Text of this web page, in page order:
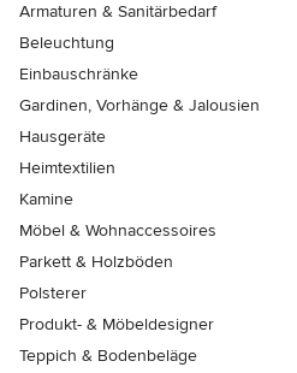
Armaturen & Sanitärbedarf
Beleuchtung
Einbauschränke
Gardinen, Vorhänge & Jalousien
Hausgeräte
Heimtextilien
Kamine
Möbel & Wohnaccessoires
Parkett & Holzböden
Polsterer
Produkt- & Möbeldesigner
Teppich & Bodenbeläge